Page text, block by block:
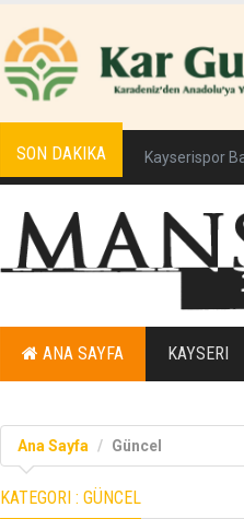
SON DAKIKA Kayserispor
ANA SAYFA KAYSERI
Ana Sayfa Güncel
KATEGORI : GÜNCEL